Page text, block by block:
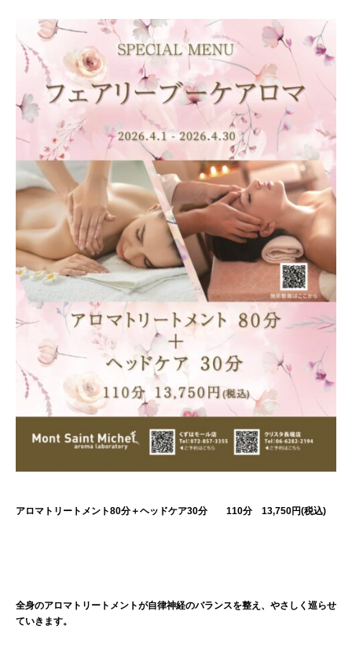
アロマトリートメント80分＋ヘッドケア30分 110分 13,750円(税込)
全身のアロマトリートメントが自律神経のバランスを整え、やさしく巡らせ
ていきます。